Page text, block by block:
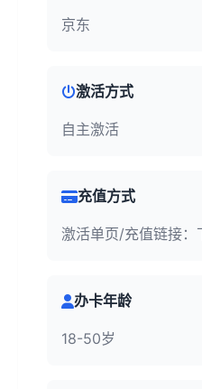
京东
激活方式
自主激活
充值方式
激活单页/充值链接：
办卡年龄
18-50岁